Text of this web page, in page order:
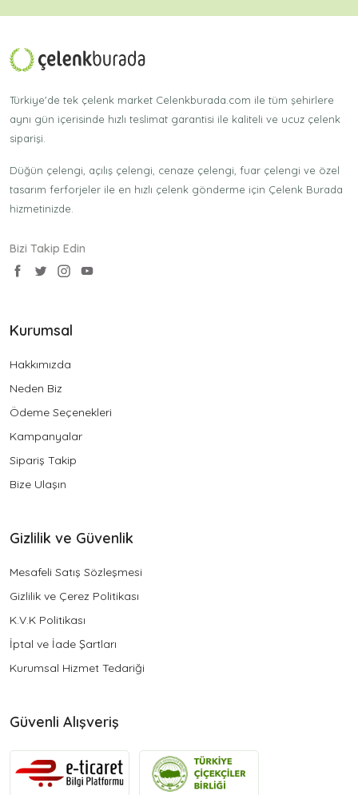
Türkiye'de tek çelenk market Celenkburada.com ile tüm şehirlere
aynı gün içerisinde hızlı teslimat garantisi ile kaliteli ve ucuz çelenk
siparişi.
Düğün çelengi, açılış çelengi, cenaze çelengi, fuar çelengi ve özel
tasarım ferforjeler ile en hızlı çelenk gönderme için Çelenk Burada
hizmetinizde.
Bizi Takip Edin
Kurumsal
Hakkımızda
Neden Biz
Ödeme Seçenekleri
Kampanyalar
Sipariş Takip
Bize Ulaşın
Gizlilik ve Güvenlik
Mesafeli Satış Sözleşmesi
Gizlilik ve Çerez Politikası
K.V.K Politikası
İptal ve İade Şartları
Kurumsal Hizmet Tedariği
Güvenli Alışveriş